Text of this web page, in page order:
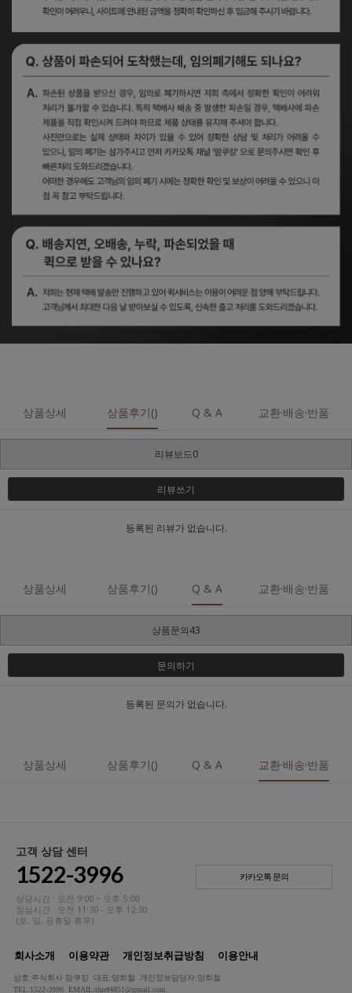
상품상세 상품후기() Q & A 교환·배송·반품
리뷰보드0
리뷰쓰기
등록된 리뷰가 없습니다.
상품상세 상품후기() Q & A 교환·배송·반품
상품문의43
문의하기
등록된 문의가 없습니다.
상품상세 상품후기() Q & A 교환·배송·반품
고객 상담 센터
1522-3996
상담시간 : 오전 9:00 ~ 오후 5:00
점심시간 : 오전 11:30 - 오후 12:30
(토, 일, 공휴일 휴무)
카카오톡 문의
회사소개 이용약관 개인정보취급방침 이용안내
상호:주식회사 맘쿠킹 대표:양희철 개인정보담당자:양희철
TEL:1522-3996 EMAIL:thief4851@gmail.com